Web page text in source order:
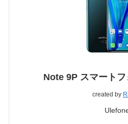
Note 9P スマート
created by